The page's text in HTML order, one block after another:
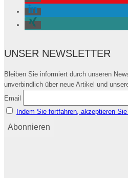
UNSER NEWSLETTER
Bleiben Sie informiert durch unseren
unverbindlich über neue Artikel und
Email
Indem Sie fortfahren, akzeptieren